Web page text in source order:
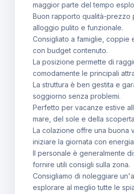
maggior parte del tempo
Buon rapporto qualità-prezzo
alloggio pulito e funzionale.
Consigliato a famiglie, coppie
con budget contenuto.
La posizione permette di
comodamente le principali
La struttura è ben gestita e
soggiorno senza problemi.
Perfetto per vacanze estive
mare, del sole e della
La colazione offre una buona
iniziare la giornata con
Il personale è generalmente
fornire utili consigli sulla zona.
Consigliamo di noleggiare
esplorare al meglio tutte le